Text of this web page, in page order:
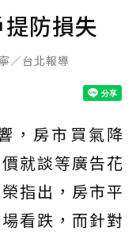
防損失
／台北報導
，房市買氣降
就談等廣告花
指出，房市平
看跌，而針對